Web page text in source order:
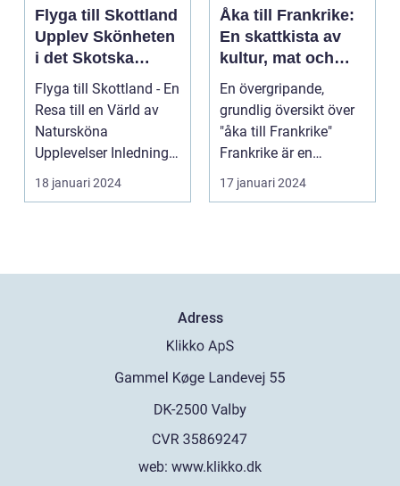
Flyga till Skottland
Upplev Skönheten
i det Skotska
Landskapet
Flyga till Skottland - En
Resa till en Värld av
Natursköna
Upplevelser Inledning:
Skottland, det my...
18 januari 2024
Åka till Frankrike:
En skattkista av
kultur, mat och
historia
En övergripande,
grundlig översikt över
"åka till Frankrike"
Frankrike är en
destination som ofta
17 januari 2024
Adress
web: www.klikko.dk